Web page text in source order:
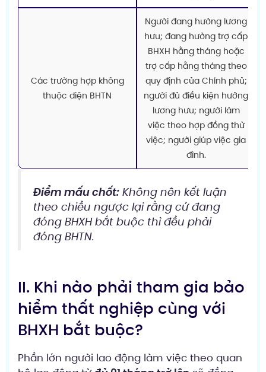
Các trường hợp không
thuộc diện BHTN
Người đang hưởng lương
hưu; đang hưởng trợ cấp
BHXH hằng tháng hoặc
trợ cấp hằng tháng theo
quy định của Chính phủ;
người đủ điều kiện hưởng
lương hưu; người làm
việc theo hợp đồng thử
việc; người giúp việc gia
đình.
Điểm mấu chốt:Không nên kết luận
theo chiều ngược lại rằng cứ đang
đóng BHXH bắt buộc thì đều phải
đóng BHTN.
II. Khi nào phải tham gia bảo
hiểm thất nghiệp cùng với
BHXH bắt buộc?
Phần lớn người lao động làm việc theo quan